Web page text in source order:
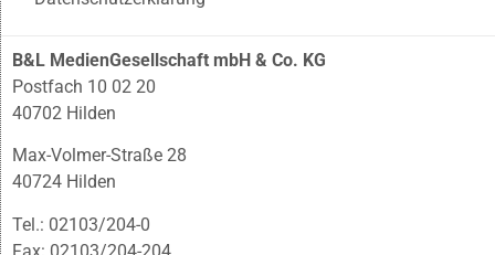
B&L MedienGesellschaft mbH & Co. KG
Postfach 10 02 20
40702 Hilden
Max-Volmer-Straße 28
40724 Hilden
Tel.: 02103/204-0